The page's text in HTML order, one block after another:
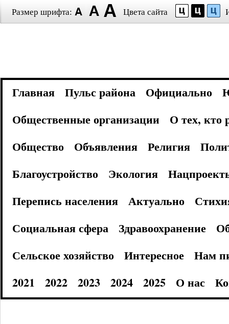
Размер шрифта: Цвета сайта
Главная Пульс района Официально
Общественные организации
О тех, кто
Общество
Объявления Религия
Благоустройство
Экология
Перепись населения
Актуально
Социальная сфера
Здравоохранение
Сельское хозяйство
Интересное
Нам
2021
2022 2023 2024 2025 О нас